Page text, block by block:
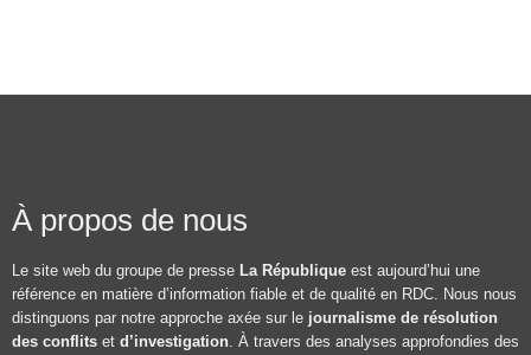
À propos de nous
Le site web du groupe de presse La République est aujourd’hui une
référence en matière d’information fiable et de qualité en RDC. Nous nous
distinguons par notre approche axée sur le journalisme de résolution
des conflits et d’investigation. À travers des analyses approfondies des